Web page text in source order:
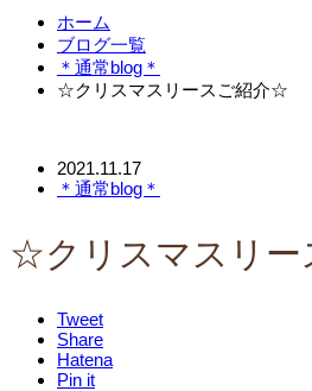
ホーム
ブログ一覧
＊通常blog＊
☆クリスマスリースご紹介☆
2021.11.17
＊通常blog＊
☆クリスマスリ
Tweet
Share
Hatena
Pin it